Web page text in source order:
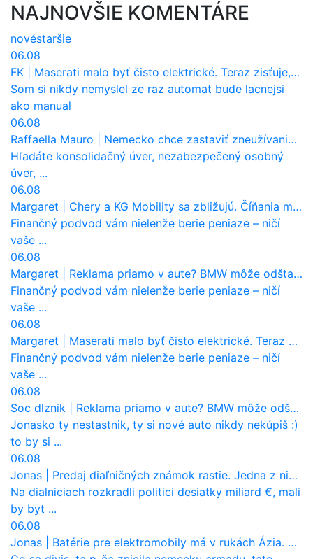
NAJNOVŠIE KOMENTÁRE
novéstaršie
06.08
FK
Maserati malo byť čisto elektrické. Teraz zisťuje, že potrebuje nový osemvalcový motor
Som si nikdy nemyslel ze raz automat bude lacnejsi
ako manual
06.08
Raffaella Mauro
Nemecko chce zastaviť zneužívanie dotácií na elektromobily. Pritvrdí pravidlá
Hľadáte konsolidačný úver, nezabezpečený osobný
úver, ...
06.08
Margaret
Chery a KG Mobility sa zbližujú. Číňania môžu získať 10 % bývalého SsangYongu
Finančný podvod vám nielenže berie peniaze – ničí
vaše ...
06.08
Margaret
Reklama priamo v aute? BMW môže odštartovať nový trend
Finančný podvod vám nielenže berie peniaze – ničí
vaše ...
06.08
Margaret
Maserati malo byť čisto elektrické. Teraz zisťuje, že potrebuje nový osemvalcový motor
Finančný podvod vám nielenže berie peniaze – ničí
vaše ...
06.08
Soc dlznik
Reklama priamo v aute? BMW môže odštartovať nový trend
Jonasko ty nestastnik, ty si nové auto nikdy nekúpiš :)
to by si ...
06.08
Jonas
Predaj diaľničných známok rastie. Jedna z nich zaznamenala nečakane výrazný nárast
Na dialniciach rozkradli politici desiatky miliard €, mali
by byt ...
06.08
Jonas
Batérie pre elektromobily má v rukách Ázia. Európa ale stráca kontrolu aj nad vlastnou výrobou!